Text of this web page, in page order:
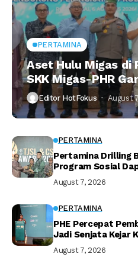
PERTAMINA
Aset Hulu Migas di
SKK Migas-PHR
Editor HotFokus August
PERTAMINA
Pertamina Drilling
Program Sosial
August 7, 2026
PERTAMINA
PHE Percepat
Jadi Senjata Kejar
August 7, 2026